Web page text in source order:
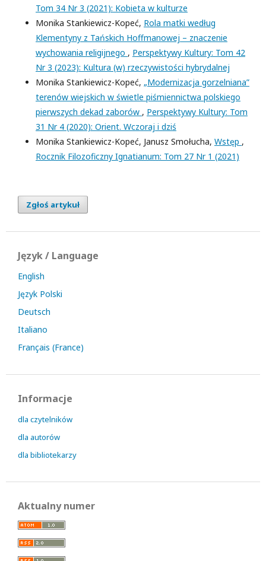
Tom 34 Nr 3 (2021): Kobieta w kulturze
Monika Stankiewicz-Kopeć, Rola matki według
Klementyny z Tańskich Hoffmanowej – znaczenie
wychowania religijnego , Perspektywy Kultury: Tom 42
Nr 3 (2023): Kultura (w) rzeczywistości hybrydalnej
Monika Stankiewicz-Kopeć, „Modernizacja gorzelniana”
terenów wiejskich w świetle piśmiennictwa polskiego
pierwszych dekad zaborów , Perspektywy Kultury: Tom
31 Nr 4 (2020): Orient. Wczoraj i dziś
Monika Stankiewicz-Kopeć, Janusz Smołucha, Wstęp ,
Rocznik Filozoficzny Ignatianum: Tom 27 Nr 1 (2021)
Zgłoś artykuł
Język / Language
English
Język Polski
Deutsch
Italiano
Français (France)
Informacje
dla czytelników
dla autorów
dla bibliotekarzy
Aktualny numer